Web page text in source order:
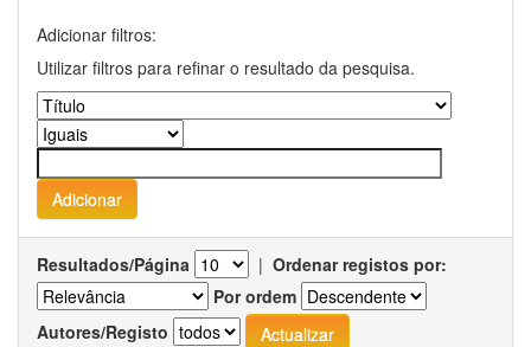
Adicionar filtros:
Utilizar filtros para refinar o resultado da pesquisa.
Resultados/Página | Ordenar registos por:
Por ordem
Autores/Registo